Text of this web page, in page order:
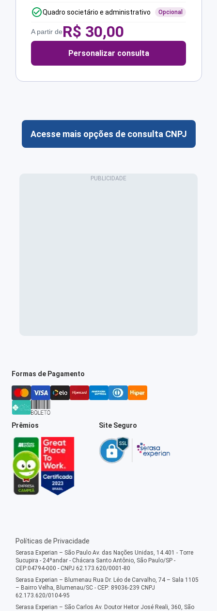
Quadro societário e administrativo Opcional
A partir deR$ 30,00
Personalizar consulta
Acesse mais opções de consulta CNPJ
Formas de Pagamento
Prêmios Site Seguro
Políticas de Privacidade
Serasa Experian – São Paulo Av. das Nações Unidas, 14.401 - Torre
Sucupira - 24ºandar - Chácara Santo Antônio, São Paulo/SP -
CEP:04794-000 - CNPJ 62.173.620/0001-80
Serasa Experian – Blumenau Rua Dr. Léo de Carvalho, 74 – Sala 1105
– Bairro Velha, Blumenau/SC - CEP: 89036-239 CNPJ
62.173.620/0104-95
Serasa Experian – São Carlos Av. Doutor Heitor José Reali, 360, São